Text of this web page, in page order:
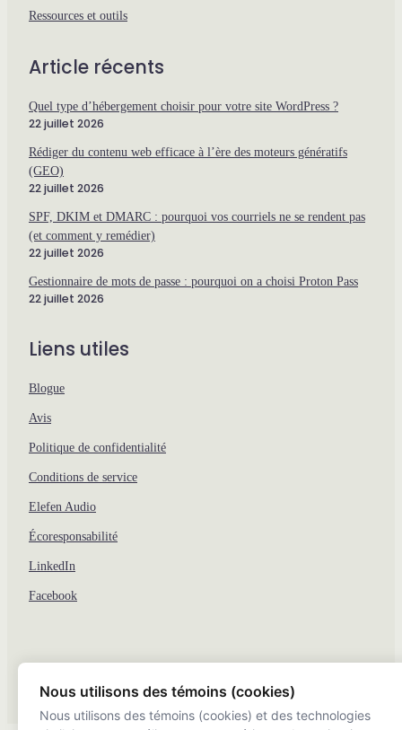
Ressources et outils
Article récents
Quel type d’hébergement choisir pour votre site WordPress ?
22 juillet 2026
Rédiger du contenu web efficace à l’ère des moteurs génératifs
(GEO)
22 juillet 2026
SPF, DKIM et DMARC : pourquoi vos courriels ne se rendent pas
(et comment y remédier)
22 juillet 2026
Gestionnaire de mots de passe : pourquoi on a choisi Proton Pass
22 juillet 2026
Liens utiles
Blogue
Avis
Politique de confidentialité
Conditions de service
Elefen Audio
Écoresponsabilité
LinkedIn
Facebook
Nous utilisons des témoins (cookies)
Nous utilisons des témoins (cookies) et des technologies